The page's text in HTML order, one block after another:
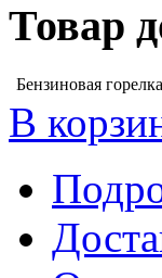
Товар
Бензиновая
В